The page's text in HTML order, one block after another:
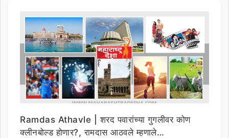
Ramdas Athavle | शरद पवारांच्या गुगलीवर कोण
क्लीनबोल्ड होणार?, रामदास आठवले म्हणाले…